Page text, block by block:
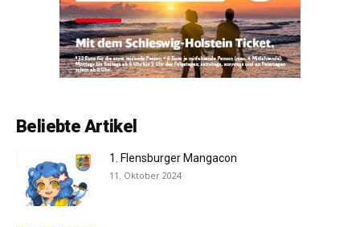
Beliebte Artikel
1. Flensburger Mangacon
11. Oktober 2024